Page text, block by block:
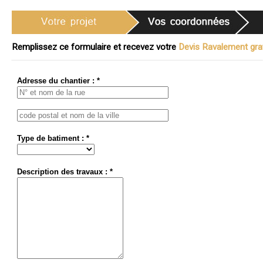
Remplissez ce formulaire et recevez votre Devis Ravalement
Adresse du chantier : *
Type de batiment : *
Description des travaux : *